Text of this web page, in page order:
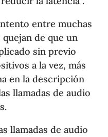
entre muchas
de que un
sin previo
a la vez, más
en la descripción
llamadas de audio
llamadas de audio